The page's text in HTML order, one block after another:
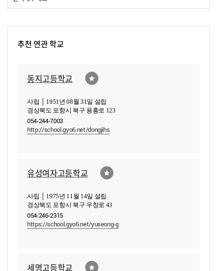
추천 연관 학교
동지고등학교
사립 │ 1951년 08월 31일 설립
경상북도 포항시 북구 용흥로 123
054-244-7003
http://school.gyo6.net/dongjihs
유성여자고등학교
사립 │ 1975년 11월 14일 설립
경상북도 포항시 북구 우창로 43
054-246-2315
https://school.gyo6.net/yuseong-g
세명고등학교